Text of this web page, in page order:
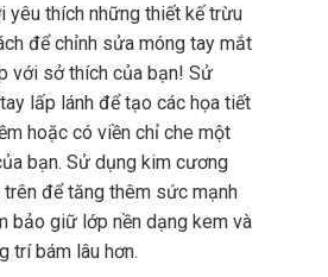
yêu thích những thiết kế trừu
để chỉnh sửa móng tay mắt
với sở thích của bạn! Sử
lấp lánh để tạo các họa tiết
hoặc có viền chỉ che một
bạn. Sử dụng kim cương
để tăng thêm sức mạnh
bảo giữ lớp nền dạng kem và
trí bám lâu hơn.